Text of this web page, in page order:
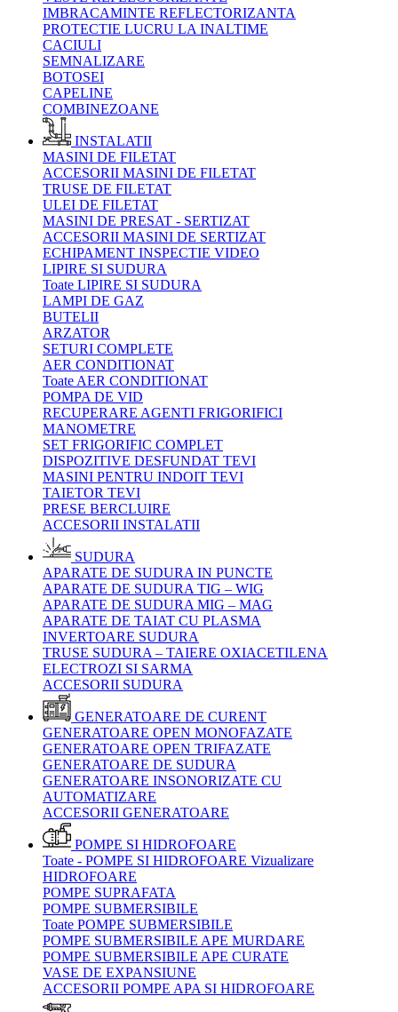
IMBRACAMINTE REFLECTORIZANTA
PROTECTIE LUCRU LA INALTIME
CACIULI
SEMNALIZARE
BOTOSEI
CAPELINE
COMBINEZOANE
INSTALATII
MASINI DE FILETAT
ACCESORII MASINI DE FILETAT
TRUSE DE FILETAT
ULEI DE FILETAT
MASINI DE PRESAT - SERTIZAT
ACCESORII MASINI DE SERTIZAT
ECHIPAMENT INSPECTIE VIDEO
LIPIRE SI SUDURA
Toate LIPIRE SI SUDURA
LAMPI DE GAZ
BUTELII
ARZATOR
SETURI COMPLETE
AER CONDITIONAT
Toate AER CONDITIONAT
POMPA DE VID
RECUPERARE AGENTI FRIGORIFICI
MANOMETRE
SET FRIGORIFIC COMPLET
DISPOZITIVE DESFUNDAT TEVI
MASINI PENTRU INDOIT TEVI
TAIETOR TEVI
PRESE BERCLUIRE
ACCESORII INSTALATII
SUDURA
APARATE DE SUDURA IN PUNCTE
APARATE DE SUDURA TIG – WIG
APARATE DE SUDURA MIG – MAG
APARATE DE TAIAT CU PLASMA
INVERTOARE SUDURA
TRUSE SUDURA – TAIERE OXIACETILENA
ELECTROZI SI SARMA
ACCESORII SUDURA
GENERATOARE DE CURENT
GENERATOARE OPEN MONOFAZATE
GENERATOARE OPEN TRIFAZATE
GENERATOARE DE SUDURA
GENERATOARE INSONORIZATE CU
AUTOMATIZARE
ACCESORII GENERATOARE
POMPE SI HIDROFOARE
Toate - POMPE SI HIDROFOARE Vizualizare
HIDROFOARE
POMPE SUPRAFATA
POMPE SUBMERSIBILE
Toate POMPE SUBMERSIBILE
POMPE SUBMERSIBILE APE MURDARE
POMPE SUBMERSIBILE APE CURATE
VASE DE EXPANSIUNE
ACCESORII POMPE APA SI HIDROFOARE